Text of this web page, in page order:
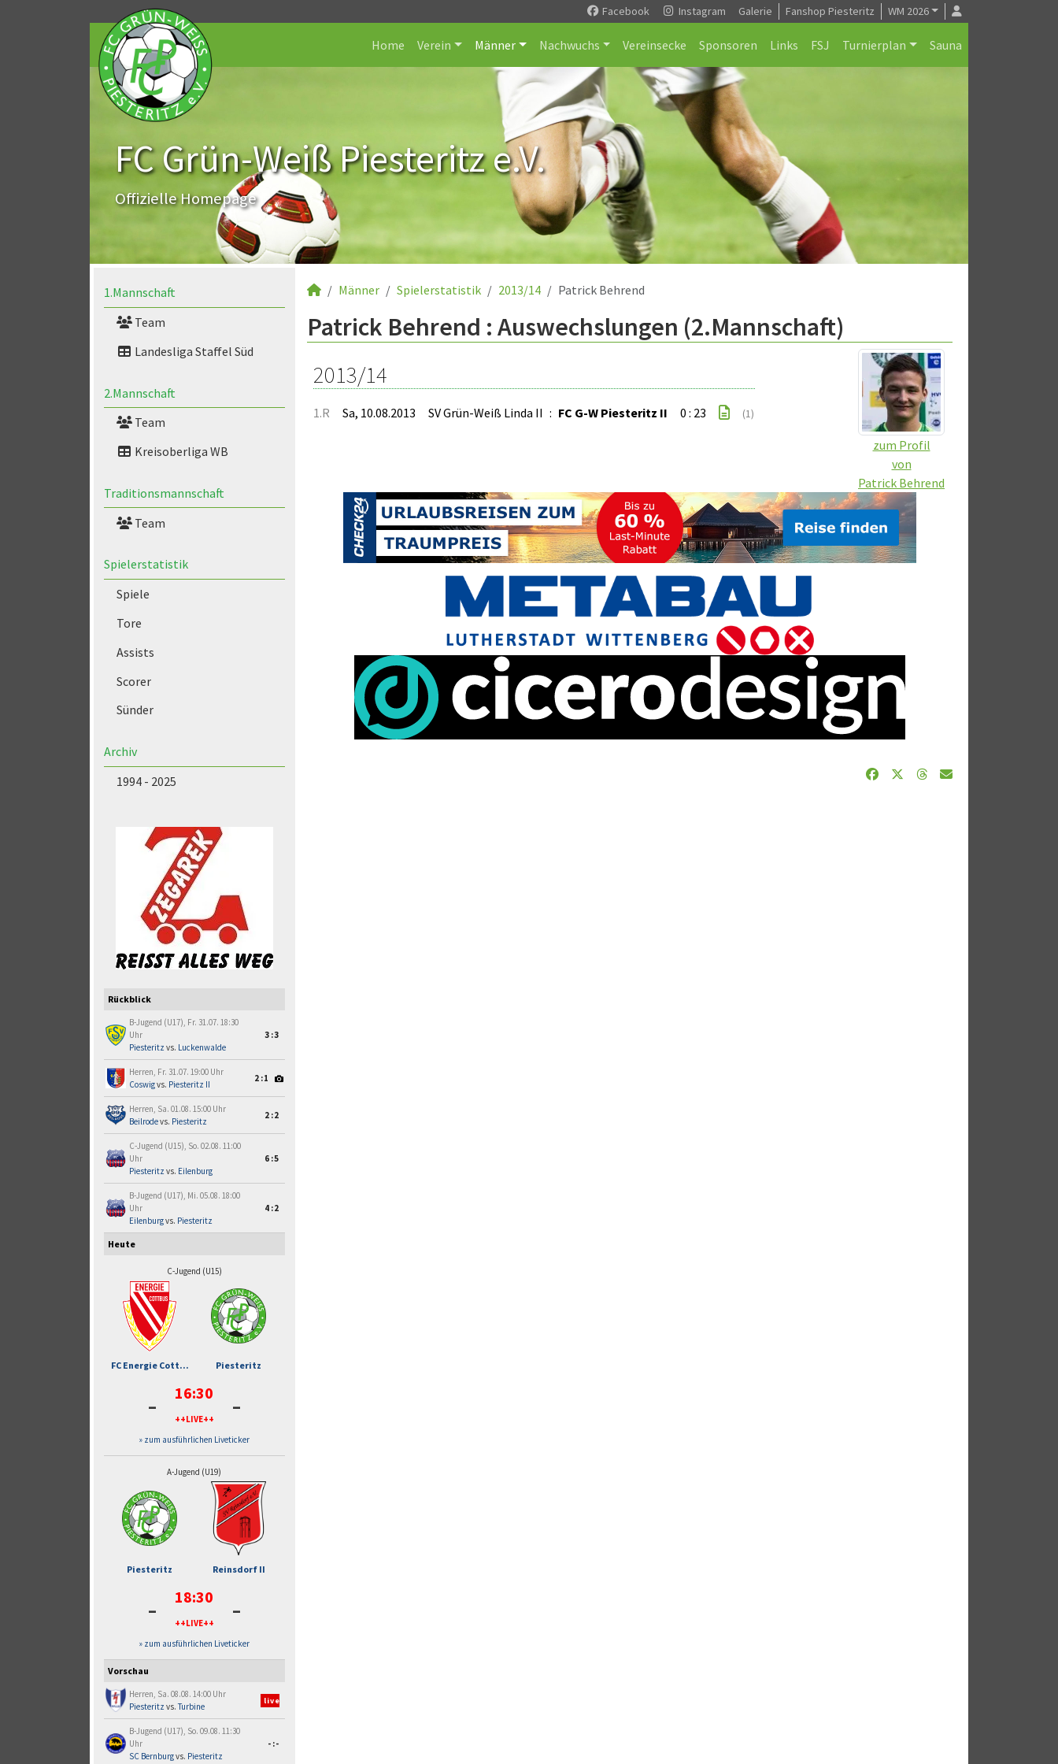
Facebook Instagram Galerie Fanshop Piesteritz WM 2026
Home Verein Männer Nachwuchs Vereinsecke Sponsoren Links FSJ Turnierplan Sauna
FC Grün-Weiß Piesteritz e.V.
Offizielle Homepage
1.Mannschaft
Team
Landesliga Staffel Süd
2.Mannschaft
Team
Kreisoberliga WB
Traditionsmannschaft
Team
Spielerstatistik
Spiele
Tore
Assists
Scorer
Sünder
Archiv
1994 - 2025
Rückblick
B-Jugend (U17), Fr. 31.07. 18:30
Uhr
Piesteritz vs. Luckenwalde
3:3
Herren, Fr. 31.07. 19:00 Uhr
Coswigvs. Piesteritz II
2:1
Herren, Sa. 01.08. 15:00 Uhr
Beilrodevs. Piesteritz
2:2
C-Jugend (U15), So. 02.08. 11:00
Uhr
Piesteritz vs. Eilenburg
6:5
B-Jugend (U17), Mi. 05.08. 18:00
Uhr
Eilenburgvs. Piesteritz
4:2
Heute
C-Jugend (U15)
FC Energie Cott... Piesteritz
- 16:30
++LIVE++ -
» zum ausführlichen Liveticker
A-Jugend (U19)
Piesteritz Reinsdorf II
- 18:30
++LIVE++ -
» zum ausführlichen Liveticker
Vorschau
Herren, Sa. 08.08. 14:00 Uhr
Piesteritz vs.Turbine
live
B-Jugend (U17), So. 09.08. 11:30
Uhr
SC Bernburgvs. Piesteritz
-:-
Männer Spielerstatistik 2013/14 Patrick Behrend
Patrick Behrend : Auswechslungen (2.Mannschaft)
zum Profil
von
Patrick Behrend
2013/14
1.R Sa, 10.08.2013 SV Grün-Weiß Linda II : FC G-W Piesteritz II 0 : 23 (1)